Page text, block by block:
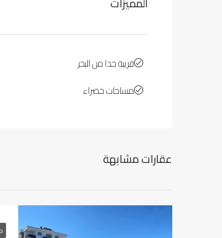
قريبة جدا من البحر
مساحات خضراء
عقارات مشابهة